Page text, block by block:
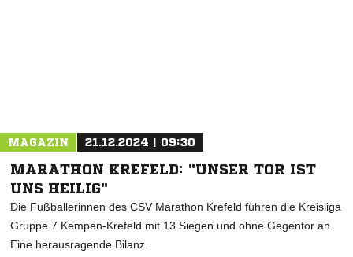
MAGAZIN 21.12.2024 | 09:30
MARATHON KREFELD: "UNSER TOR IST
UNS HEILIG"
Die Fußballerinnen des CSV Marathon Krefeld führen die Kreisliga
Gruppe 7 Kempen-Krefeld mit 13 Siegen und ohne Gegentor an.
Eine herausragende Bilanz.